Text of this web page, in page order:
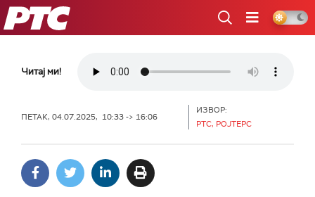
РТС
Читај ми!
ПЕТАК, 04.07.2025, 10:33 -> 16:06
ИЗВОР:
РТС, РОЈТЕРС